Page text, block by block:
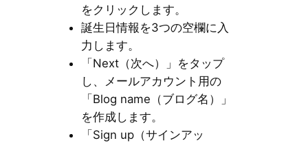
をクリックします。
誕生日情報を3つの空欄に入
力します。
「Next（次へ）」をタップ
し、メールアカウント用の
「Blog name（ブログ名）」
を作成します。
「Sign up（サインアッ